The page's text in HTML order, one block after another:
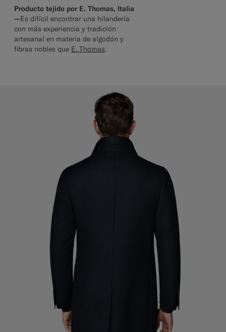
Producto tejido por E. Thomas, Italia
—Es difícil encontrar una hilandería
con más experiencia y tradición
artesanal en materia de algodón y
fibras nobles que E. Thomas.